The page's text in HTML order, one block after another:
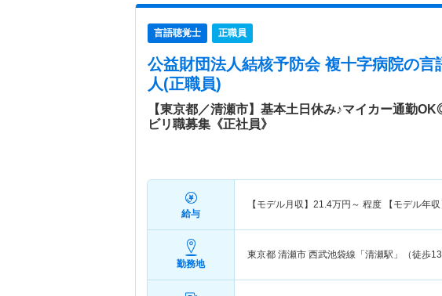
言語聴覚士 正職員
公益財団法人結核予防会 複十字病院の言
人(正職員)
【東京都／清瀬市】基本土日休み♪マイカー通勤
ビリ職募集《正社員》
給与
【モデル月収】 21.4万円～ 程度 【モデル年収
勤務地
東京都 清瀬市 西武池袋線「清瀬駅」（徒歩13